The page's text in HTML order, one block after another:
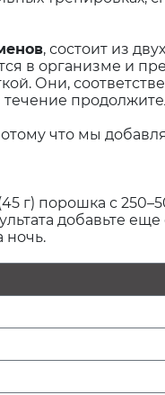
, состоит из
в организме и
Они,
что мы
г) порошка с
добавьте
ночь.